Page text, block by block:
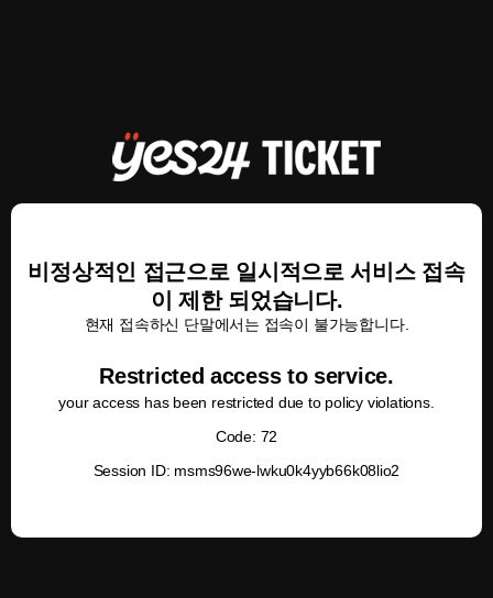
비정상적인 접근으로 일시적으로 서비스 접속
이 제한 되었습니다.
현재 접속하신 단말에서는 접속이 불가능합니다.
Restricted access to service.
your access has been restricted due to policy violations.
Code: 72
Session ID: msms96we-lwku0k4yyb66k08lio2